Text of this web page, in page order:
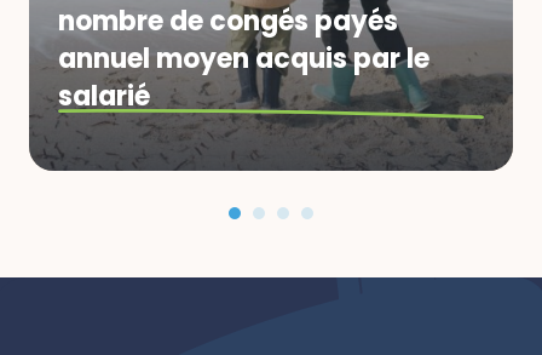
nombre de congés payés
annuel moyen acquis par le
salarié